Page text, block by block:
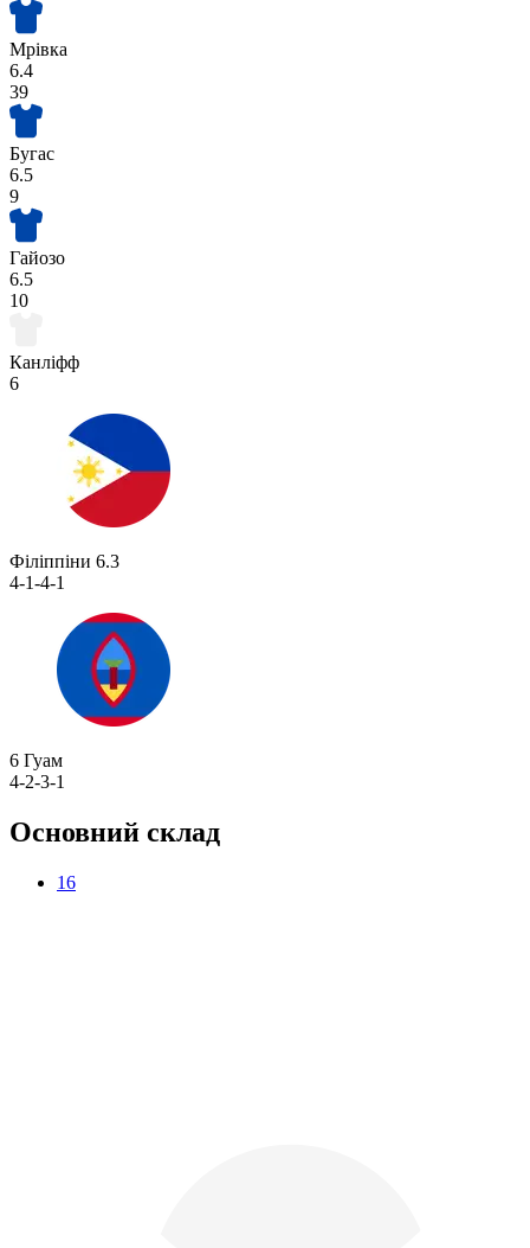
Мрівка
6.4
39
Бугас
6.5
9
Гайозо
6.5
10
Канліфф
6
Філіппіни 6.3
4-1-4-1
6 Гуам
4-2-3-1
Основний склад
16